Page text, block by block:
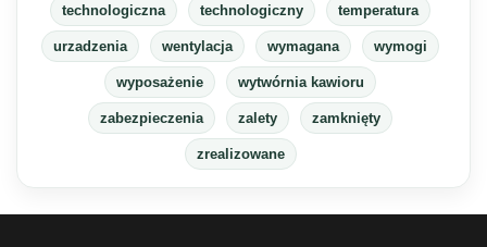
technologiczna technologiczny temperatura
urzadzenia wentylacja wymagana wymogi
wyposażenie wytwórnia kawioru
zabezpieczenia zalety zamknięty
zrealizowane